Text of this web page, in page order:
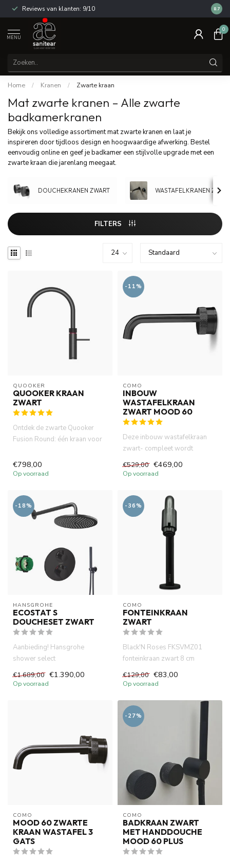
van klanten: 9/10 14 dagen bedenktijd
8.7
MENU
0
Home / Kranen / Zwarte kraan
Mat zwarte kranen – Alle zwarte
badkamerkranen
Bekijk ons volledige assortiment mat zwarte kranen en laat je
inspireren door tijdloos design en hoogwaardige afwerking. Bestel
eenvoudig online en geef je badkamer een stijlvolle upgrade met een
zwarte kraan die jarenlang meegaat.
DOUCHEKRANEN ZWART WASTAFELKRANEN
FILTERS
QUOOKER
QUOOKER KRAAN
ZWART
Ontdek de zwarte Quooker
Fusion Round: één kraan voor
€798,00
Op voorraad
-11%
COMO
INBOUW
WASTAFELKRAAN
ZWART MOOD 60
Deze inbouw wastafelkraan
zwart- compleet wordt
Perf...
€529,00 €469,00
Op voorraad
-18%
HANSGROHE
ECOSTAT S
DOUCHESET ZWART
Aanbieding! Hansgrohe
shower select
.Thermostatisch inbouwdeel
€1.689,00 €1.390,00
Op voorraad
-36%
COMO
FONTEINKRAAN
ZWART
Black'N Roses FKSVMZ01
fonteinkraan zwart 8 cm
messing mat...
€129,00 €83,00
Op voorraad
COMO
MOOD 60 ZWARTE
KRAAN WASTAFEL 3
GATS
-27%
COMO
BADKRAAN ZWART
MET HANDDOUCHE
MOOD 60 PLUS